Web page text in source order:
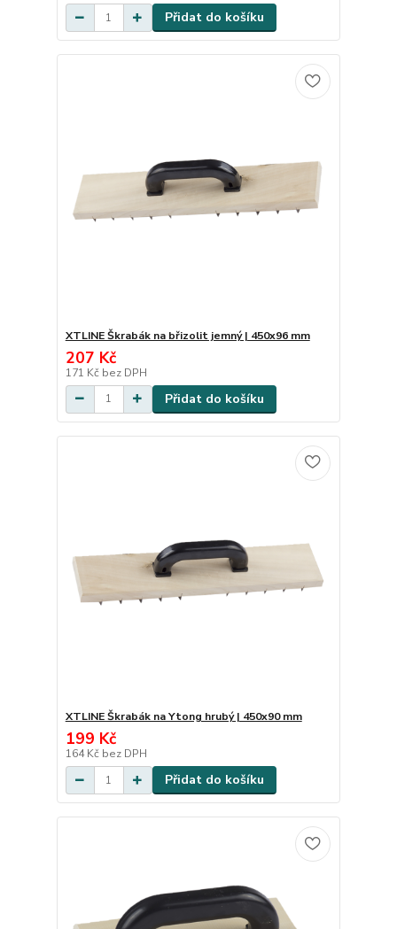
Přidat do košíku
XTLINE Škrabák na břizolit jemný | 450x96 mm
207 Kč
171 Kč bez DPH
Přidat do košíku
XTLINE Škrabák na Ytong hrubý | 450x90 mm
199 Kč
164 Kč bez DPH
Přidat do košíku